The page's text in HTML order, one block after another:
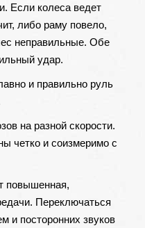
Если колеса ведет
либо раму повело,
неправильные. Обе
удар.
и правильно руль
на разной скорости.
четко и соизмеримо с
повышенная,
Переключаться
и посторонних звуков